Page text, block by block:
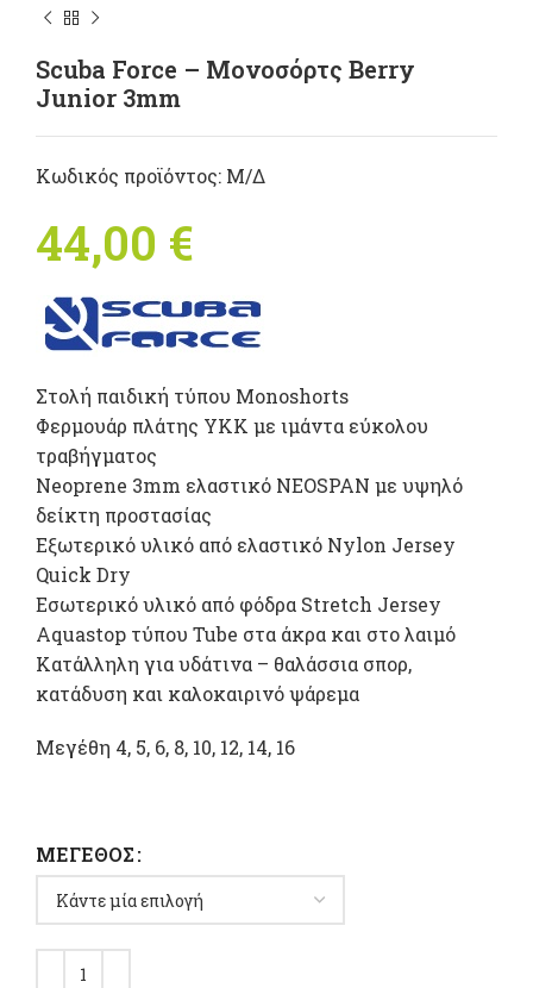
Scuba Force – Μονοσόρτς Berry
Junior 3mm
Κωδικός προϊόντος: Μ/Δ
44,00 €
Στολή παιδική τύπου Monoshorts
Φερμουάρ πλάτης ΥΚΚ με ιμάντα εύκολου
τραβήγματος
Neoprene 3mm ελαστικό NEOSPAN με υψηλό
δείκτη προστασίας
Εξωτερικό υλικό από ελαστικό Nylon Jersey
Quick Dry
Εσωτερικό υλικό από φόδρα Stretch Jersey
Aquastop τύπου Tube στα άκρα και στο λαιμό
Κατάλληλη για υδάτινα – θαλάσσια σπορ,
κατάδυση και καλοκαιρινό ψάρεμα
Μεγέθη 4, 5, 6, 8, 10, 12, 14, 16
ΜΈΓΕΘΟΣ